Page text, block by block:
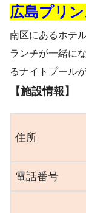
広島プリ
南区にあるホテ
ランチが一緒に
るナイトプール
【施設情報】
住所
電話番号